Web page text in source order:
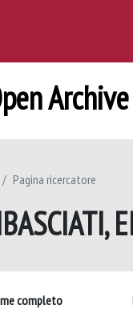
Archive
Pagina ricercatore
completo